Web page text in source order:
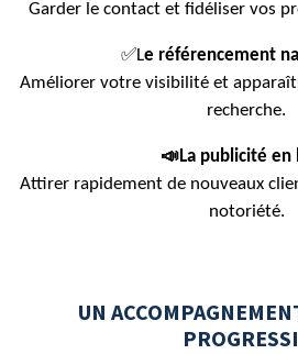
Garder le contact et fidéliser vos
✅Le référencement
Améliorer votre visibilité et
recherche.
📣La publicité en
Attirer rapidement de nouveaux
notoriété.
UN